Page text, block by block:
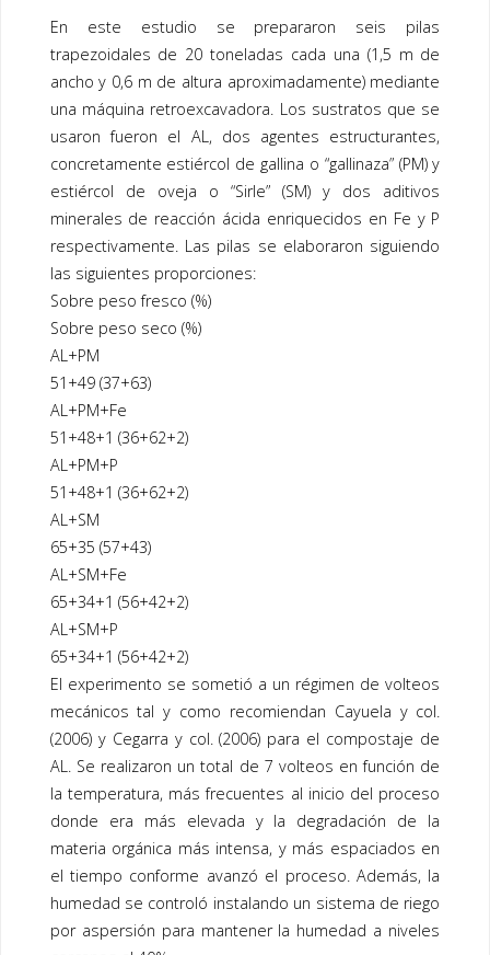
En este estudio se prepararon seis pilas
trapezoidales de 20 toneladas cada una (1,5 m de
ancho y 0,6 m de altura aproximadamente) mediante
una máquina retroexcavadora. Los sustratos que se
usaron fueron el AL, dos agentes estructurantes,
concretamente estiércol de gallina o “gallinaza” (PM) y
estiércol de oveja o “Sirle” (SM) y dos aditivos
minerales de reacción ácida enriquecidos en Fe y P
respectivamente. Las pilas se elaboraron siguiendo
las siguientes proporciones:
Sobre peso fresco (%)
Sobre peso seco (%)
AL+PM
51+49 (37+63)
AL+PM+Fe
51+48+1 (36+62+2)
AL+PM+P
51+48+1 (36+62+2)
AL+SM
65+35 (57+43)
AL+SM+Fe
65+34+1 (56+42+2)
AL+SM+P
65+34+1 (56+42+2)
El experimento se sometió a un régimen de volteos
mecánicos tal y como recomiendan Cayuela y col.
(2006) y Cegarra y col. (2006) para el compostaje de
AL. Se realizaron un total de 7 volteos en función de
la temperatura, más frecuentes al inicio del proceso
donde era más elevada y la degradación de la
materia orgánica más intensa, y más espaciados en
el tiempo conforme avanzó el proceso. Además, la
humedad se controló instalando un sistema de riego
por aspersión para mantener la humedad a niveles